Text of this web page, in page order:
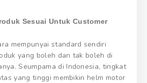
Sesuai Untuk Customer
mempunyai standard sendiri
yang boleh dan tak boleh di
Seumpama di Indonesia, tingkat
yang tinggi membikin helm motor